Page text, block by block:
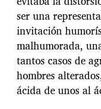
ser una
invitación
malhumorada,
tantos casos de
hombres
ácida de unos al